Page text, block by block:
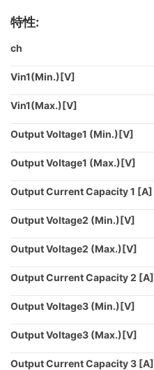
特性:
ch
Vin1(Min.)[V]
Vin1(Max.)[V]
Output Voltage1 (Min.)[V]
Output Voltage1 (Max.)[V]
Output Current Capacity 1 [A]
Output Voltage2 (Min.)[V]
Output Voltage2 (Max.)[V]
Output Current Capacity 2 [A]
Output Voltage3 (Min.)[V]
Output Voltage3 (Max.)[V]
Output Current Capacity 3 [A]